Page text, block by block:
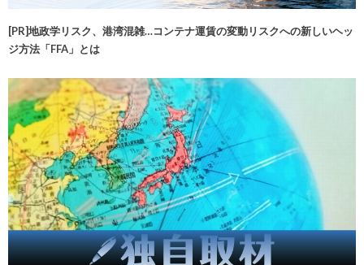
[PR]地政学リスク、港湾混雑…コンテナ運賃の変動リスクへの新しいヘッ
ジ方法「FFA」とは